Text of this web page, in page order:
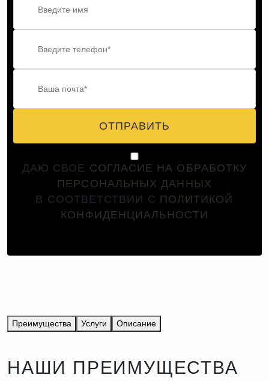
ОТПРАВИТЬ
ДАЮ СВОЕ СОГЛАСИЕ НА ОБРАБОТКУ
ПЕРСОНАЛЬНЫХ ДАННЫХ
В СООТВЕТСТВИИ С ПОЛИТИКОЙ
КОНФИДЕНЦИАЛЬНОСТИ
Преимущества Услуги Описание
НАШИ ПРЕИМУЩЕСТВА